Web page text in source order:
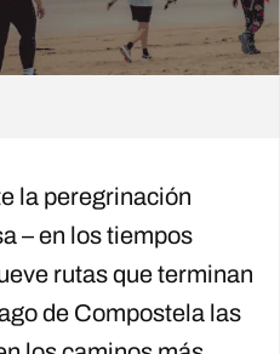
la peregrinación
– en los tiempos
rutas que terminan
de Compostela las